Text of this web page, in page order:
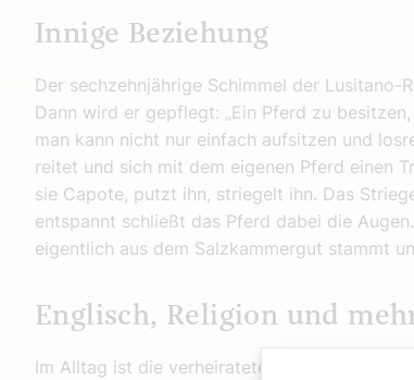
Innige Beziehung
Der sechzehnjährige Schimmel der
Dann wird er gepflegt: „Ein Pferd zu
man kann nicht nur einfach aufsitzen und
reitet und sich mit dem eigenen Pferd einen
sie Capote, putzt ihn, striegelt ihn. Das
entspannt schließt das Pferd dabei die
eigentlich aus dem Salzkammergut stammt
Englisch, Religion und
Im Alltag ist die verheiratete Mutter von drei